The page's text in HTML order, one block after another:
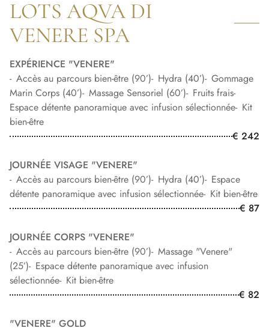
LOTS AQVA DI
VENERE SPA
EXPÉRIENCE "VENERE"
Accès au parcours bien-être (90’) Hydra (40’) Gommage
Marin Corps (40’) Massage Sensoriel (60’) Fruits frais
Espace détente panoramique avec infusion sélectionnée Kit
bien-être
€ 242
JOURNÉE VISAGE "VENERE"
Accès au parcours bien-être (90’) Hydra (40’) Espace
détente panoramique avec infusion sélectionnée Kit bien-être
€ 87
JOURNÉE CORPS "VENERE"
Accès au parcours bien-être (90’) Massage "Venere"
(25’) Espace détente panoramique avec infusion
sélectionnée Kit bien-être
€ 82
"VENERE" GOLD